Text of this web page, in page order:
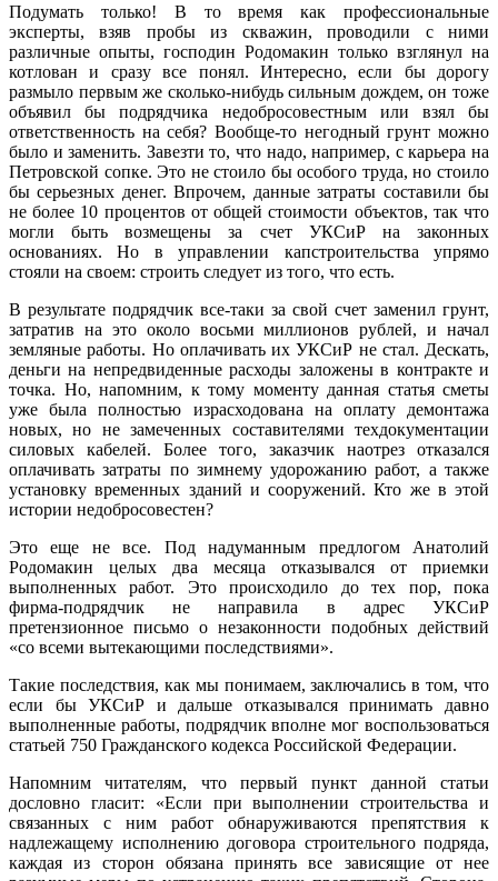
Подумать только! В то время как профессиональные
эксперты, взяв пробы из скважин, проводили с ними
различные опыты, господин Родомакин только взглянул на
котлован и сразу все понял. Интересно, если бы дорогу
размыло первым же сколько-нибудь сильным дождем, он тоже
объявил бы подрядчика недобросовестным или взял бы
ответственность на себя? Вообще-то негодный грунт можно
было и заменить. Завезти то, что надо, например, с карьера на
Петровской сопке. Это не стоило бы особого труда, но стоило
бы серьезных денег. Впрочем, данные затраты составили бы
не более 10 процентов от общей стоимости объектов, так что
могли быть возмещены за счет УКСиР на законных
основаниях. Но в управлении капстроительства упрямо
стояли на своем: строить следует из того, что есть.
В результате подрядчик все-таки за свой счет заменил грунт,
затратив на это около восьми миллионов рублей, и начал
земляные работы. Но оплачивать их УКСиР не стал. Дескать,
деньги на непредвиденные расходы заложены в контракте и
точка. Но, напомним, к тому моменту данная статья сметы
уже была полностью израсходована на оплату демонтажа
новых, но не замеченных составителями техдокументации
силовых кабелей. Более того, заказчик наотрез отказался
оплачивать затраты по зимнему удорожанию работ, а также
установку временных зданий и сооружений. Кто же в этой
истории недобросовестен?
Это еще не все. Под надуманным предлогом Анатолий
Родомакин целых два месяца отказывался от приемки
выполненных работ. Это происходило до тех пор, пока
фирма-подрядчик не направила в адрес УКСиР
претензионное письмо о незаконности подобных действий
«со всеми вытекающими последствиями».
Такие последствия, как мы понимаем, заключались в том, что
если бы УКСиР и дальше отказывался принимать давно
выполненные работы, подрядчик вполне мог воспользоваться
статьей 750 Гражданского кодекса Российской Федерации.
Напомним читателям, что первый пункт данной статьи
дословно гласит: «Если при выполнении строительства и
связанных с ним работ обнаруживаются препятствия к
надлежащему исполнению договора строительного подряда,
каждая из сторон обязана принять все зависящие от нее